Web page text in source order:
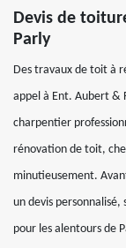
Devis de
Parly
Des travaux de toit à
appel à Ent. Aubert &
charpentier
rénovation de toit,
minutieusement.
un devis
pour les alentours de